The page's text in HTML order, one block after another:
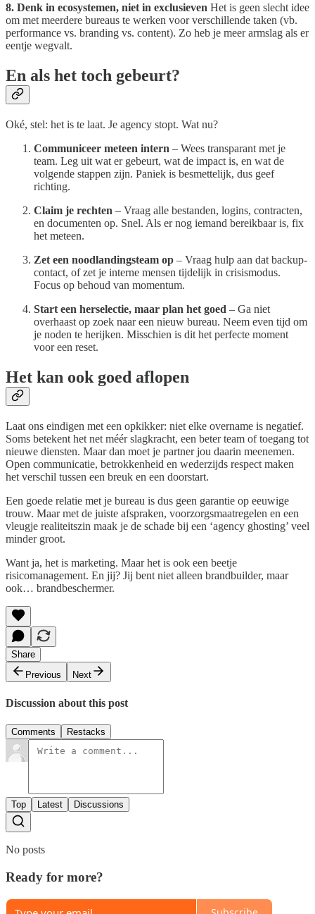
8. Denk in ecosystemen, niet in exclusieven Het is geen slecht idee
om met meerdere bureaus te werken voor verschillende taken (vb.
performance vs. branding vs. content). Zo heb je meer armslag als er
eentje wegvalt.
En als het toch gebeurt?
Oké, stel: het is te laat. Je agency stopt. Wat nu?
Communiceer meteen intern – Wees transparant met je
team. Leg uit wat er gebeurt, wat de impact is, en wat de
volgende stappen zijn. Paniek is besmettelijk, dus geef
richting.
Claim je rechten – Vraag alle bestanden, logins, contracten,
en documenten op. Snel. Als er nog iemand bereikbaar is, fix
het meteen.
Zet een noodlandingsteam op – Vraag hulp aan dat backup-
contact, of zet je interne mensen tijdelijk in crisismodus.
Focus op behoud van momentum.
Start een herselectie, maar plan het goed – Ga niet
overhaast op zoek naar een nieuw bureau. Neem even tijd om
je noden te herijken. Misschien is dit het perfecte moment
voor een reset.
Het kan ook goed aflopen
Laat ons eindigen met een opkikker: niet elke overname is negatief.
Soms betekent het net méér slagkracht, een beter team of toegang tot
nieuwe diensten. Maar dan moet je partner jou daarin meenemen.
Open communicatie, betrokkenheid en wederzijds respect maken
het verschil tussen een breuk en een doorstart.
Een goede relatie met je bureau is dus geen garantie op eeuwige
trouw. Maar met de juiste afspraken, voorzorgsmaatregelen en een
vleugje realiteitszin maak je de schade bij een ‘agency ghosting’ veel
minder groot.
Want ja, het is marketing. Maar het is ook een beetje
risicomanagement. En jij? Jij bent niet alleen brandbuilder, maar
ook… brandbeschermer.
Share
Previous
Next
Discussion about this post
Comments Restacks
Top Latest Discussions
No posts
Ready for more?